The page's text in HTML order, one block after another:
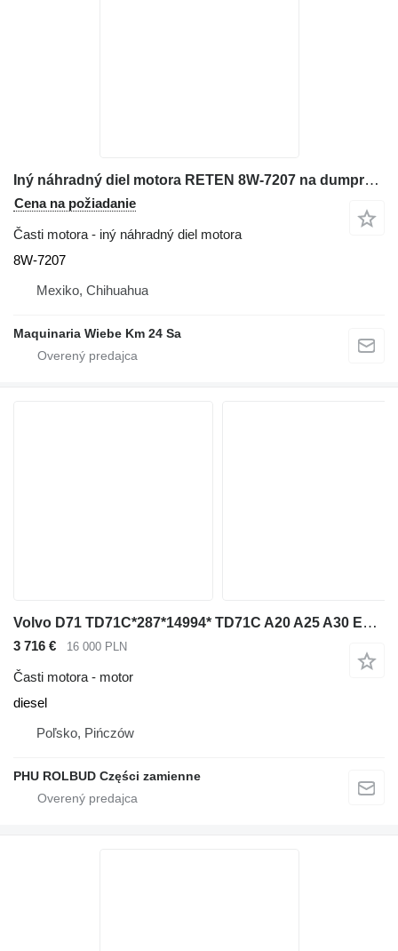
Iný náhradný diel motora RETEN 8W-7207 na dumpre s pevným rámom Caterpillar 769D 771C R3000H 768C
Cena na požiadanie
Časti motora - iný náhradný diel motora
8W-7207
Mexiko, Chihuahua
Maquinaria Wiebe Km 24 Sa
Volvo D71 TD71C*287*14994* TD71C A20 A25 A30 Engine Motor TD71 na kĺbového dumpra Volvo
3 716 € 16 000 PLN
Časti motora - motor
diesel
Poľsko, Pińczów
PHU ROLBUD Części zamienne